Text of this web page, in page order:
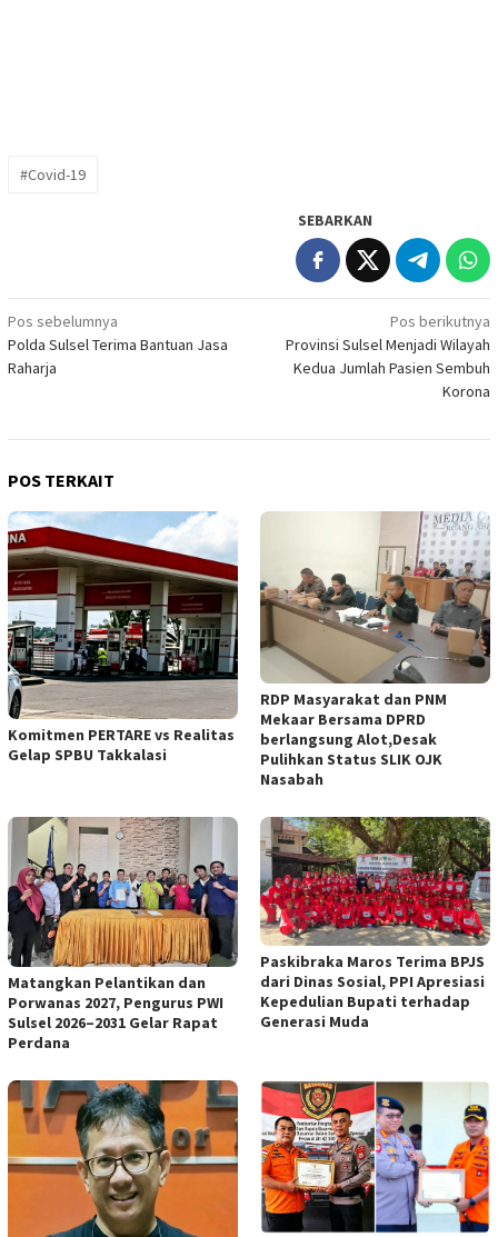
#Covid-19
SEBARKAN
Navigasi
pos
Pos sebelumnya
Polda Sulsel Terima Bantuan Jasa
Raharja
Pos berikutnya
Provinsi Sulsel Menjadi Wilayah
Kedua Jumlah Pasien Sembuh
Korona
POS TERKAIT
Komitmen PERTARE vs Realitas
Gelap SPBU Takkalasi
RDP Masyarakat dan PNM
Mekaar Bersama DPRD
berlangsung Alot,Desak
Pulihkan Status SLIK OJK
Nasabah
Matangkan Pelantikan dan
Porwanas 2027, Pengurus PWI
Sulsel 2026–2031 Gelar Rapat
Perdana
Paskibraka Maros Terima BPJS
dari Dinas Sosial, PPI Apresiasi
Kepedulian Bupati terhadap
Generasi Muda